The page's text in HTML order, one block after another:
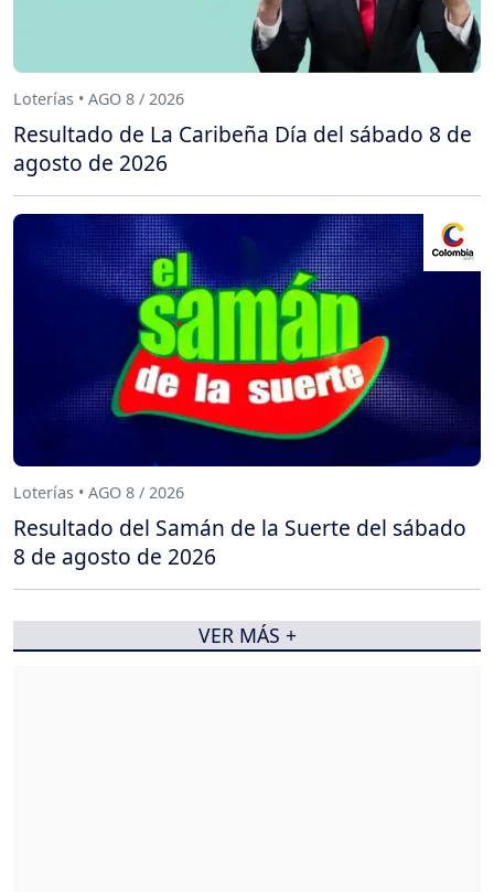
Loterías • AGO 8 / 2026
Resultado de La Caribeña Día del sábado 8 de
agosto de 2026
Loterías • AGO 8 / 2026
Resultado del Samán de la Suerte del sábado
8 de agosto de 2026
VER MÁS +